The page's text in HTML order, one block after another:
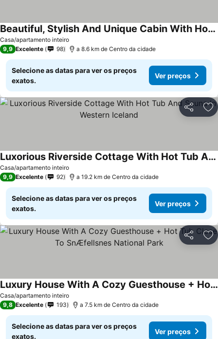
Casa/apartamento inteiro
Beautiful, Stylish And Unique Cabin With Hot Tub Close To Snæfellsjökull Glacier
Ver preços
9,9 Excelente 98 a 8.6 km de Centro da cidade
Selecione as datas para ver os preços
exatos.
Ver preços
Partilhar
Casa/apartamento inteiro
Luxorious Riverside Cottage With Hot Tub And Sauna In Western Iceland
Ver preços
9,9 Excelente 92 a 19.2 km de Centro da cidade
Selecione as datas para ver os preços
exatos.
Ver preços
Partilhar
Casa/apartamento inteiro
Luxury House With A Cozy Guesthouse + Hot Tub Close To SnÆfellsnes National Park
Ver preços
9,8 Excelente 193 a 7.5 km de Centro da cidade
Selecione as datas para ver os preços
exatos.
Ver preços